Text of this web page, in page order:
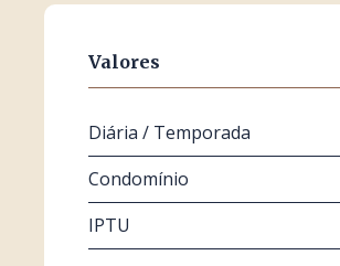
Valores
Diária / Temporada
Condomínio
IPTU